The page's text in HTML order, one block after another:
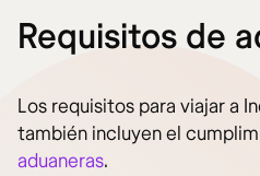
Requisitos de
Los requisitos para viajar a
también incluyen el
aduaneras.